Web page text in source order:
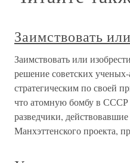
Заимствовать
Заимствовать или
решение советских
стратегическим по своей
что атомную бомбу в СССР
разведчики,
Манхэттенского проекта,